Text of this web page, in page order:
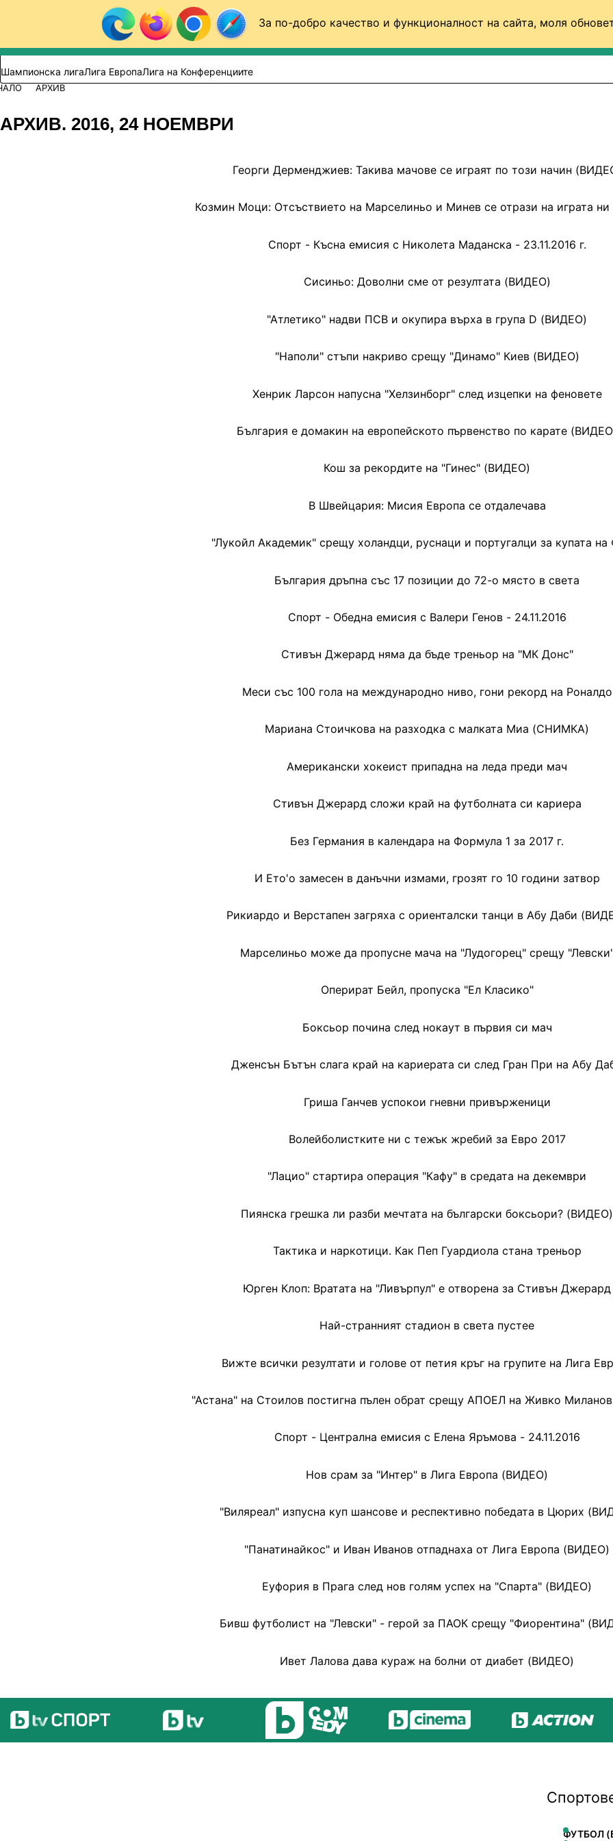
За по-добро качество и функционалност на сайта, моля
Към съдържанието
Търси в сайта
ВИДЕО ФУТБОЛ (БГ)
Шампионска лигаЛига ЕвропаЛига на Конференциите
АРХИВ
АРХИВ. 2016, 24 НОЕМВРИ
Георги Дерменджиев: Такива мачове се играят по този начин
Козмин Моци: Отсъствието на Марселиньо и Минев се отрази на играта
Спорт - Късна емисия с Николета Маданска - 23.11.2016 г.
Сисиньо: Доволни сме от резултата (ВИДЕО)
"Атлетико" надви ПСВ и окупира върха в група D (ВИДЕО)
"Наполи" стъпи накриво срещу "Динамо" Киев (ВИДЕО)
Хенрик Ларсон напусна "Хелзинборг" след изцепки на феновете
България е домакин на европейското първенство по карате
Кош за рекордите на "Гинес" (ВИДЕО)
В Швейцария: Мисия Европа се отдалечава
"Лукойл Академик" срещу холандци, руснаци и португалци за купата
България дръпна със 17 позиции до 72-о място в света
Спорт - Обедна емисия с Валери Генов - 24.11.2016
Стивън Джерард няма да бъде треньор на "МК Донс"
Меси със 100 гола на международно ниво, гони рекорд на Роналдо
Мариана Стоичкова на разходка с малката Миа (СНИМКА)
Американски хокеист припадна на леда преди мач
Стивън Джерард сложи край на футболната си кариера
Без Германия в календара на Формула 1 за 2017 г.
И Ето'о замесен в данъчни измами, грозят го 10 години затвор
Рикиардо и Верстапен загряха с ориенталски танци в Абу Даби
Марселиньо може да пропусне мача на "Лудогорец" срещу
Оперират Бейл, пропуска "Ел Класико"
Боксьор почина след нокаут в първия си мач
Дженсън Бътън слага край на кариерата си след Гран При на Абу
Гриша Ганчев успокои гневни привърженици
Волейболистките ни с тежък жребий за Евро 2017
"Лацио" стартира операция "Кафу" в средата на декември
Пиянска грешка ли разби мечтата на български боксьори? (ВИДЕО)
Тактика и наркотици. Как Пеп Гуардиола стана треньор
Юрген Клоп: Вратата на "Ливърпул" е отворена за Стивън Джерард
Най-странният стадион в света пустее
Вижте всички резултати и голове от петия кръг на групите на Лига
"Астана" на Стоилов постигна пълен обрат срещу АПОЕЛ на Живко
Спорт - Централна емисия с Елена Яръмова - 24.11.2016
Нов срам за "Интер" в Лига Европа (ВИДЕО)
"Виляреал" изпусна куп шансове и респективно победата в Цюрих
"Панатинайкос" и Иван Иванов отпаднаха от Лига Европа (ВИДЕО)
Еуфория в Прага след нов голям успех на "Спарта" (ВИДЕО)
Бивш футболист на "Левски" - герой за ПАОК срещу "Фиорентина"
Ивет Лалова дава кураж на болни от диабет (ВИДЕО)
ФУТБОЛ